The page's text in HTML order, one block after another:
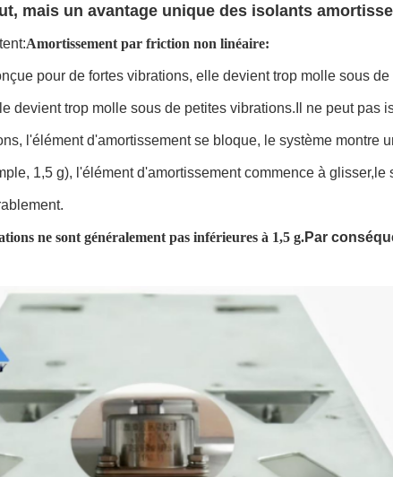
mais un avantage unique des isolants
Amortissement par friction non linéaire:
pour de fortes vibrations, elle devient trop molle sous
devient trop molle sous de petites vibrations.Il ne peut pas
l'élément d'amortissement se bloque, le système montre
1,5 g), l'élément d'amortissement commence à
ne sont généralement pas inférieures à 1,5 g.Par